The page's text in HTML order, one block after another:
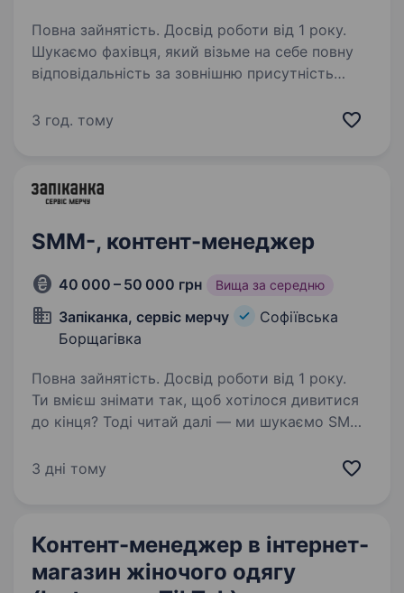
Повна зайнятість. Досвід роботи від 1 року.
Шукаємо фахівця, який візьме на себе повну
відповідальність за зовнішню присутність
поєднає креатив із бізнес-завданнями
3 год. тому
SMM-, контент-менеджер
40 000 – 50 000 грн Вища за середню
Запіканка, сервіс мерчу
Софіївська
Борщагівка
Повна зайнятість. Досвід роботи від 1 року.
Ти вмієш знімати так, щоб хотілося дивитися
до кінця? Тоді читай далі — ми шукаємо SMM-
бренду, не боїться камери і робить контент,
3 дні тому
Контент-менеджер в інтернет-
магазин жіночого одягу